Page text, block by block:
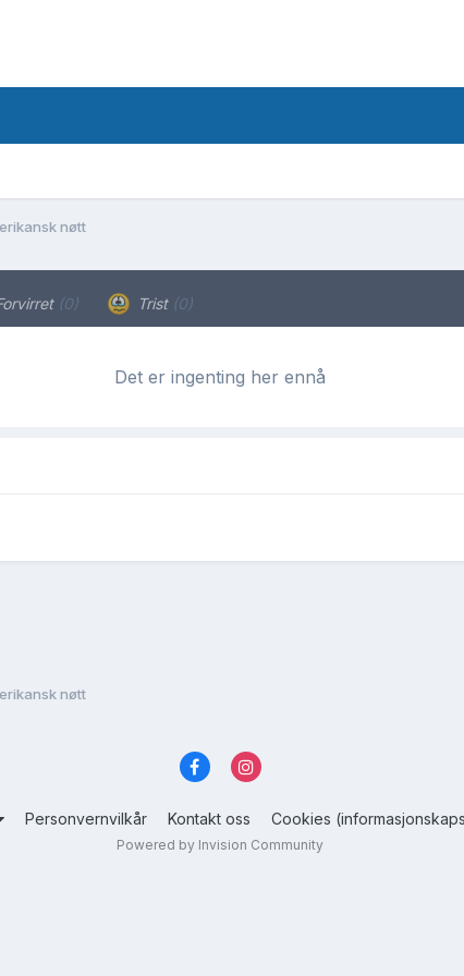
nøtt
(0) Trist (0)
Det er ingenting her ennå
nøtt
Personvernvilkår Kontakt oss Cookies
Powered by Invision Community